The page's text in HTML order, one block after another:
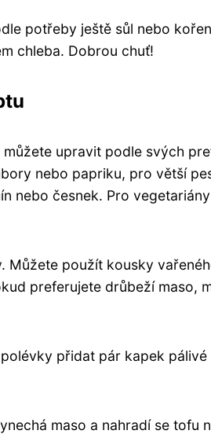
potřeby ještě sůl nebo
chleba. Dobrou chuť!
upravit podle svých
nebo papriku, pro větší
nebo česnek. Pro
Můžete použít kousky
preferujete drůbeží maso,
přidat pár kapek
maso a nahradí se tofu